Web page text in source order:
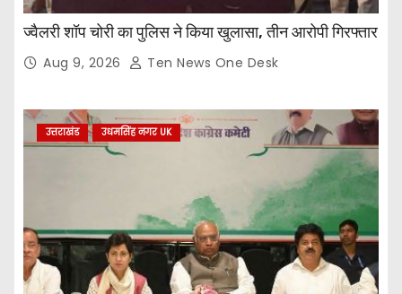
ज्वैलरी शॉप चोरी का पुलिस ने किया खुलासा, तीन आरोपी गिरफ्तार
Aug 9, 2026 Ten News One Desk
उत्तराखंड उधमसिंह नगर UK